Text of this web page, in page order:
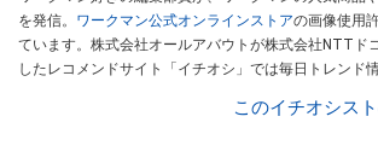
を発信。 ワークマン公式オンラインストアの画像使用
ています。株式会社オールアバウトが株式会社NTTド
したレコメンドサイト「イチオシ」では毎日トレンド
このイチオシス